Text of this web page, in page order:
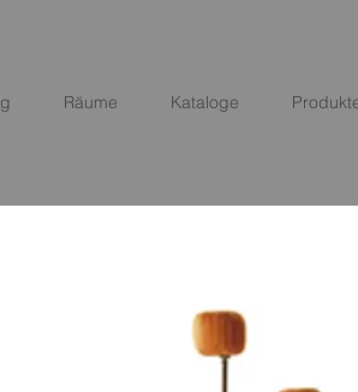
Räume Kataloge